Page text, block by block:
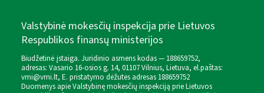
Valstybinė mokesčių inspekcija prie Lietuvos
Respublikos finansų ministerijos
Biudžetinė įstaiga. Juridinio asmens kodas — 188659752,
adresas: Vasario 16-osios g. 14, 01107 Vilnius, Lietuva, el.paštas:
vmi@vmi.lt, E. pristatymo dėžutės adresas 188659752
Duomenys apie Valstybinę mokesčių inspekciją prie Lietuvos